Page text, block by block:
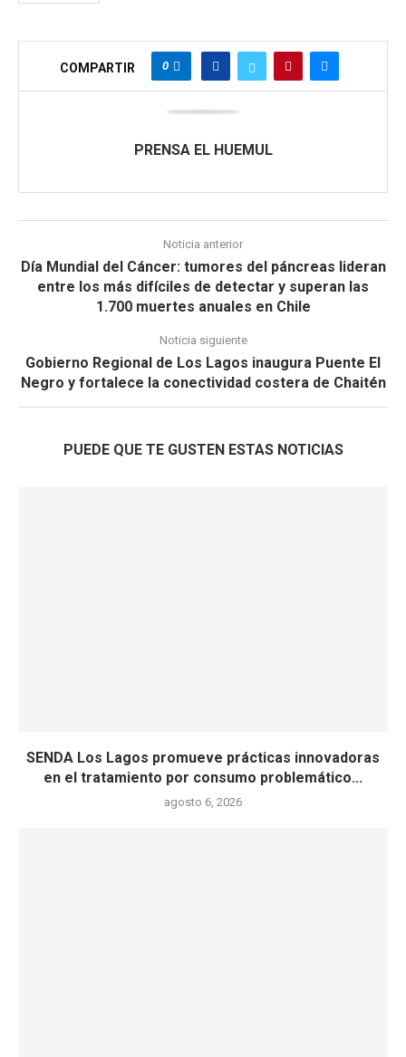
COMPARTIR 0
PRENSA EL HUEMUL
Noticia anterior
Día Mundial del Cáncer: tumores del páncreas lideran
entre los más difíciles de detectar y superan las
1.700 muertes anuales en Chile
Noticia siguiente
Gobierno Regional de Los Lagos inaugura Puente El
Negro y fortalece la conectividad costera de Chaitén
PUEDE QUE TE GUSTEN ESTAS NOTICIAS
SENDA Los Lagos promueve prácticas innovadoras
en el tratamiento por consumo problemático...
agosto 6, 2026